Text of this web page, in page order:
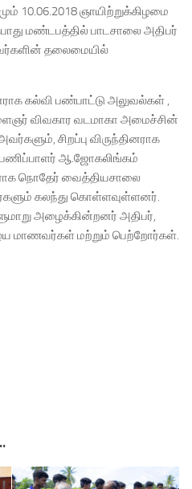
10.06.2018 ஞாயிற்றுக்கிழமை
மண்டபத்தில் பாடசாலை அதிபர்
தலைமையில்
கல்வி பண்பாட்டு அலுவல்கள் ,
விவகார வடமாகா அமைச்சின்
சிறப்பு விருந்தினராக
ஆ.ஜோகலிங்கம்
நொதேர் வைத்தியசாலை
கலந்து கொள்ளவுள்ளனர்.
அழைக்கின்றனர் அதிபர்,
மாணவர்கள் மற்றும் பெற்றோர்கள்.